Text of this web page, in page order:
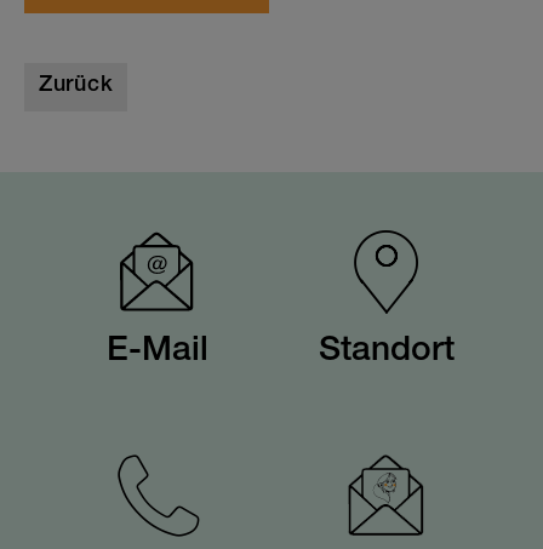
Zurück
E-Mail Standort